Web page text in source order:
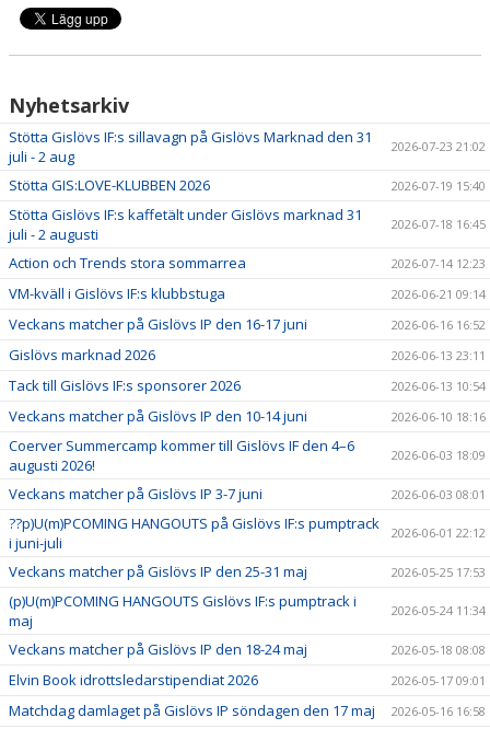
Nyhetsarkiv
Stötta Gislövs IF:s sillavagn på Gislövs Marknad den 31
juli - 2 aug
2026-07-23 21:02
Stötta GIS:LOVE-KLUBBEN 2026 2026-07-19 15:40
Stötta Gislövs IF:s kaffetält under Gislövs marknad 31
juli - 2 augusti
2026-07-18 16:45
Action och Trends stora sommarrea 2026-07-14 12:23
VM-kväll i Gislövs IF:s klubbstuga 2026-06-21 09:14
Veckans matcher på Gislövs IP den 16-17 juni 2026-06-16 16:52
Gislövs marknad 2026 2026-06-13 23:11
Tack till Gislövs IF:s sponsorer 2026 2026-06-13 10:54
Veckans matcher på Gislövs IP den 10-14 juni 2026-06-10 18:16
Coerver Summercamp kommer till Gislövs IF den 4–6
augusti 2026!
2026-06-03 18:09
Veckans matcher på Gislövs IP 3-7 juni 2026-06-03 08:01
??p)U(m)PCOMING HANGOUTS på Gislövs IF:s pumptrack
i juni-juli
2026-06-01 22:12
Veckans matcher på Gislövs IP den 25-31 maj 2026-05-25 17:53
(p)U(m)PCOMING HANGOUTS Gislövs IF:s pumptrack i
maj
2026-05-24 11:34
Veckans matcher på Gislövs IP den 18-24 maj 2026-05-18 08:08
Elvin Book idrottsledarstipendiat 2026 2026-05-17 09:01
Matchdag damlaget på Gislövs IP söndagen den 17 maj 2026-05-16 16:58